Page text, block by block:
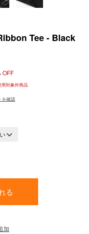
Tee - Black
OFF
用対象外商品
を確認
る
加